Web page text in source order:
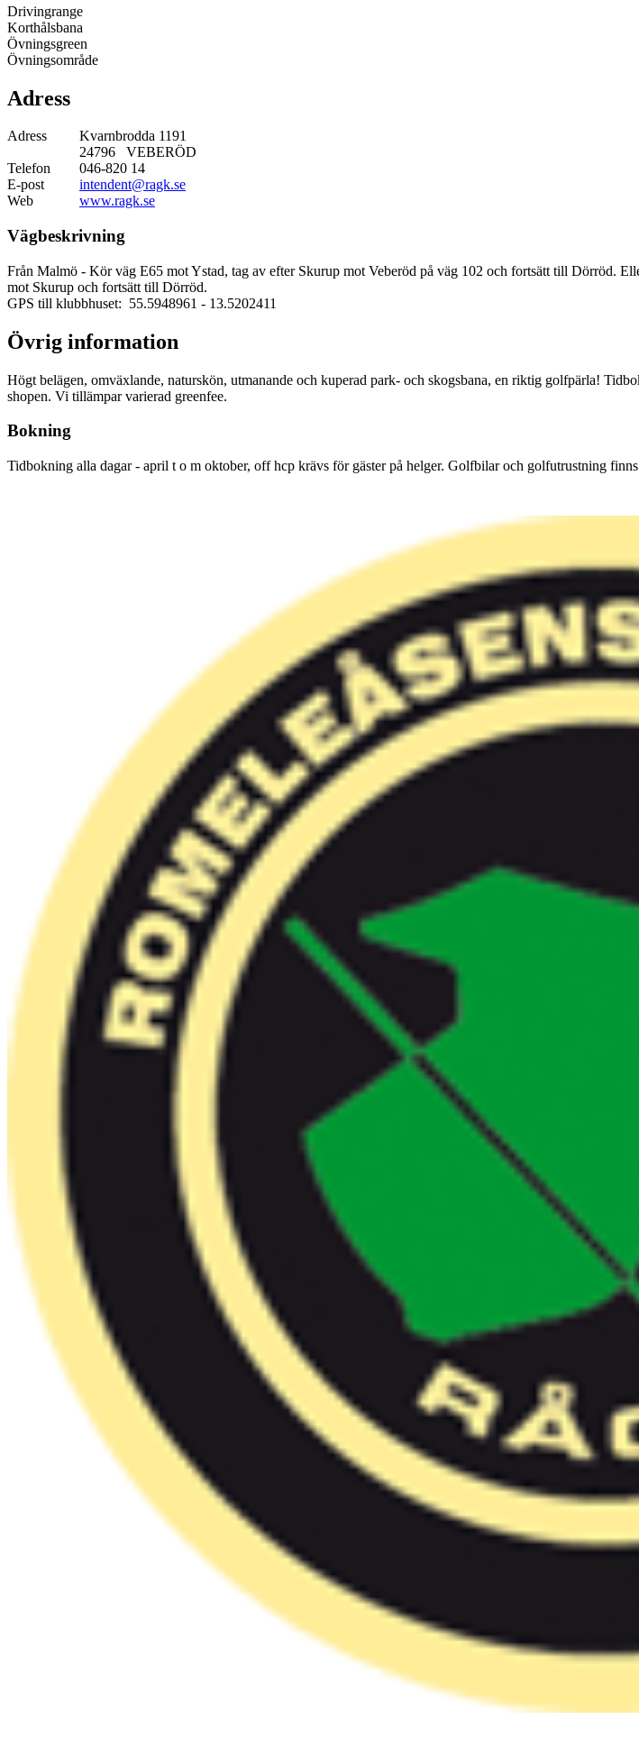
Drivingrange
Korthålsbana
Övningsgreen
Övningsområde
Adress
Adress
Kvarnbrodda 1191
24796 VEBERÖD
Telefon
046-820 14
E-post
intendent@ragk.se
Web
www.ragk.se
Vägbeskrivning
Från Malmö - Kör väg E65 mot Ystad, tag av efter Skurup mot Veberöd på väg 102 och fortsätt till Dörröd.
mot Skurup och fortsätt till Dörröd.
GPS till klubbhuset: 55.5948961 - 13.5202411
Övrig information
Högt belägen, omväxlande, naturskön, utmanande och kuperad park- och skogsbana, en riktig golfpärla!
shopen. Vi tillämpar varierad greenfee.
Bokning
Tidbokning alla dagar - april t o m oktober, off hcp krävs för gäster på helger. Golfbilar och golfutrustning